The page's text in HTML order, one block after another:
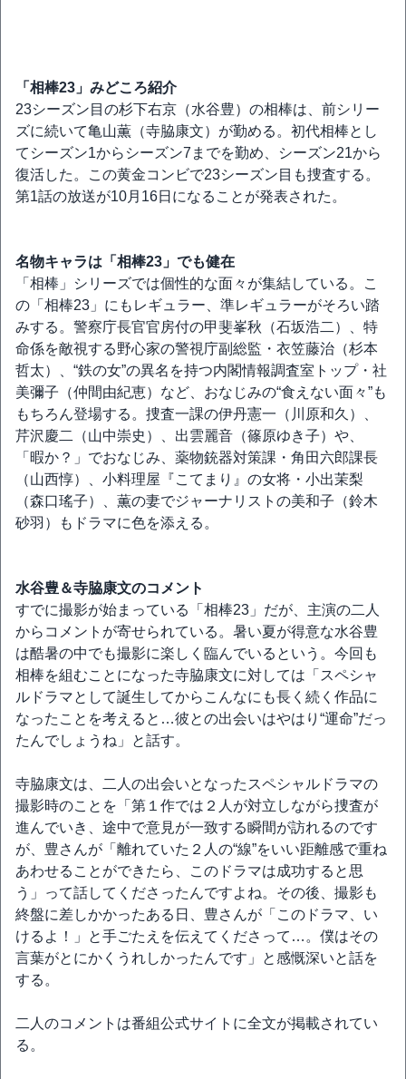
「相棒23」みどころ紹介
23シーズン目の杉下右京（水谷豊）の相棒は、前シリー
ズに続いて亀山薫（寺脇康文）が勤める。初代相棒とし
てシーズン1からシーズン7までを勤め、シーズン21から
復活した。この黄金コンビで23シーズン目も捜査する。
第1話の放送が10月16日になることが発表された。
名物キャラは「相棒23」でも健在
「相棒」シリーズでは個性的な面々が集結している。こ
の「相棒23」にもレギュラー、準レギュラーがそろい踏
みする。警察庁長官官房付の甲斐峯秋（石坂浩二）、特
命係を敵視する野心家の警視庁副総監・衣笠藤治（杉本
哲太）、“鉄の女”の異名を持つ内閣情報調査室トップ・社
美彌子（仲間由紀恵）など、おなじみの“食えない面々”も
もちろん登場する。捜査一課の伊丹憲一（川原和久）、
芹沢慶二（山中崇史）、出雲麗音（篠原ゆき子）や、
「暇か？」でおなじみ、薬物銃器対策課・角田六郎課長
（山西惇）、小料理屋『こてまり』の女将・小出茉梨
（森口瑤子）、薫の妻でジャーナリストの美和子（鈴木
砂羽）もドラマに色を添える。
水谷豊＆寺脇康文のコメント
すでに撮影が始まっている「相棒23」だが、主演の二人
からコメントが寄せられている。暑い夏が得意な水谷豊
は酷暑の中でも撮影に楽しく臨んでいるという。今回も
相棒を組むことになった寺脇康文に対しては「スペシャ
ルドラマとして誕生してからこんなにも長く続く作品に
なったことを考えると…彼との出会いはやはり“運命”だっ
たんでしょうね」と話す。
寺脇康文は、二人の出会いとなったスペシャルドラマの
撮影時のことを「第１作では２人が対立しながら捜査が
進んでいき、途中で意見が一致する瞬間が訪れるのです
が、豊さんが「離れていた２人の“線”をいい距離感で重ね
あわせることができたら、このドラマは成功すると思
う」って話してくださったんですよね。その後、撮影も
終盤に差しかかったある日、豊さんが「このドラマ、い
けるよ！」と手ごたえを伝えてくださって…。僕はその
言葉がとにかくうれしかったんです」と感慨深いと話を
する。
二人のコメントは番組公式サイトに全文が掲載されてい
る。